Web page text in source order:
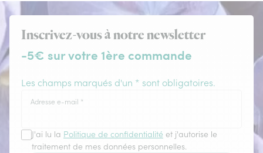
Inscrivez-vous à notre newsletter
-5€ sur votre 1ère commande
Les champs marqués d'un * sont obligatoires.
Adresse e-mail *
J'ai lu la Politique de confidentialité et j'autorise le
traitement de mes données personnelles.